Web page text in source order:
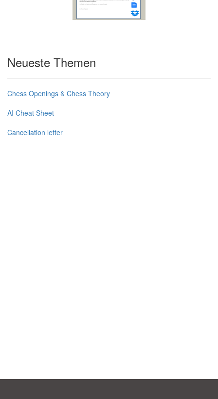
Neueste Themen
Chess Openings & Chess Theory
AI Cheat Sheet
Cancellation letter